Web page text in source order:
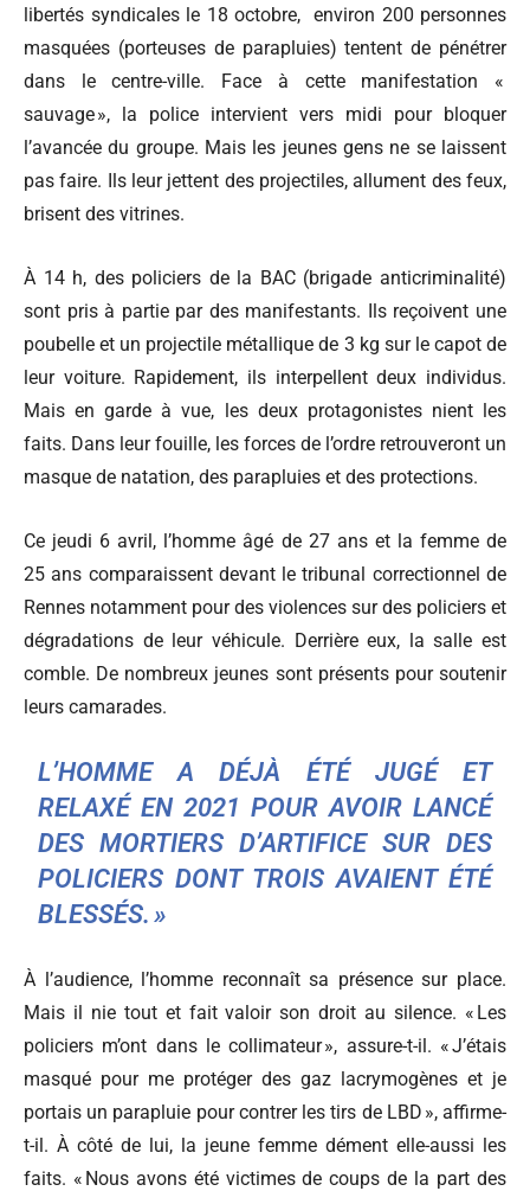
libertés syndicales le 18 octobre, environ 200 personnes
masquées (porteuses de parapluies) tentent de pénétrer
dans le centre-ville. Face à cette manifestation «
sauvage », la police intervient vers midi pour bloquer
l’avancée du groupe. Mais les jeunes gens ne se laissent
pas faire. Ils leur jettent des projectiles, allument des feux,
brisent des vitrines.
À 14 h, des policiers de la BAC (brigade anticriminalité)
sont pris à partie par des manifestants. Ils reçoivent une
poubelle et un projectile métallique de 3 kg sur le capot de
leur voiture. Rapidement, ils interpellent deux individus.
Mais en garde à vue, les deux protagonistes nient les
faits. Dans leur fouille, les forces de l’ordre retrouveront un
masque de natation, des parapluies et des protections.
Ce jeudi 6 avril, l’homme âgé de 27 ans et la femme de
25 ans comparaissent devant le tribunal correctionnel de
Rennes notamment pour des violences sur des policiers et
dégradations de leur véhicule. Derrière eux, la salle est
comble. De nombreux jeunes sont présents pour soutenir
leurs camarades.
L’HOMME A DÉJÀ ÉTÉ JUGÉ ET
RELAXÉ EN 2021 POUR AVOIR LANCÉ
DES MORTIERS D’ARTIFICE SUR DES
POLICIERS DONT TROIS AVAIENT ÉTÉ
BLESSÉS. »
À l’audience, l’homme reconnaît sa présence sur place.
Mais il nie tout et fait valoir son droit au silence. « Les
policiers m’ont dans le collimateur », assure-t-il. « J’étais
masqué pour me protéger des gaz lacrymogènes et je
portais un parapluie pour contrer les tirs de LBD », affirme-
t-il. À côté de lui, la jeune femme dément elle-aussi les
faits. « Nous avons été victimes de coups de la part des